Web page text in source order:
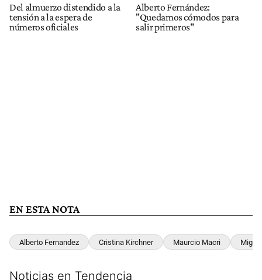
Del almuerzo distendido a la
tensión a la espera de
números oficiales
Alberto Fernández:
"Quedamos cómodos para
salir primeros"
EN ESTA NOTA
Alberto Fernandez Cristina Kirchner Maurcio Macri
Noticias en Tendencia